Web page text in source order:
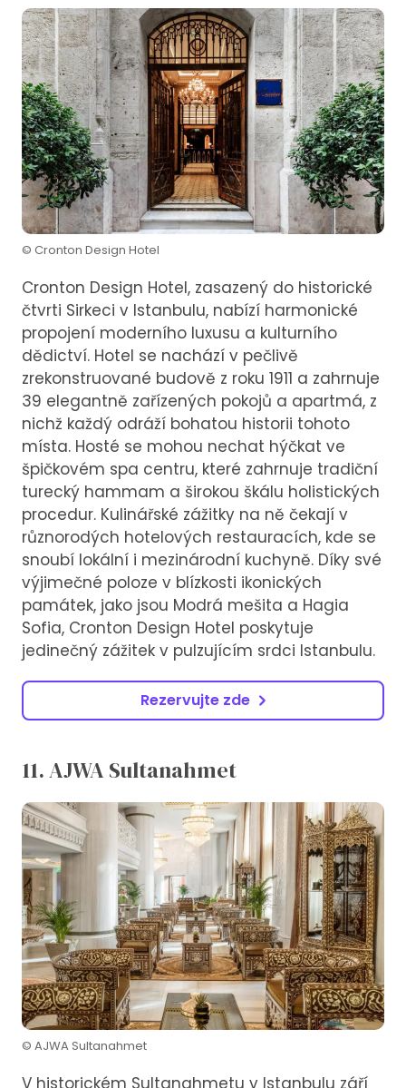
© Cronton Design Hotel
Cronton Design Hotel, zasazený do historické
čtvrti Sirkeci v Istanbulu, nabízí harmonické
propojení moderního luxusu a kulturního
dědictví. Hotel se nachází v pečlivě
zrekonstruované budově z roku 1911 a zahrnuje
39 elegantně zařízených pokojů a apartmá, z
nichž každý odráží bohatou historii tohoto
místa. Hosté se mohou nechat hýčkat ve
špičkovém spa centru, které zahrnuje tradiční
turecký hammam a širokou škálu holistických
procedur. Kulinářské zážitky na ně čekají v
různorodých hotelových restauracích, kde se
snoubí lokální i mezinárodní kuchyně. Díky své
výjimečné poloze v blízkosti ikonických
památek, jako jsou Modrá mešita a Hagia
Sofia, Cronton Design Hotel poskytuje
jedinečný zážitek v pulzujícím srdci Istanbulu.
Rezervujte zde
11. AJWA Sultanahmet
© AJWA Sultanahmet
V historickém Sultanahmetu v Istanbulu září